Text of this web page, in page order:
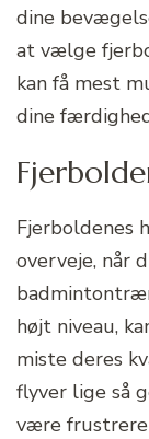
dine
at vælge
kan få mest
dine
Fjerboldenes
overveje, når
højt niveau,
miste deres
flyver lige så
være